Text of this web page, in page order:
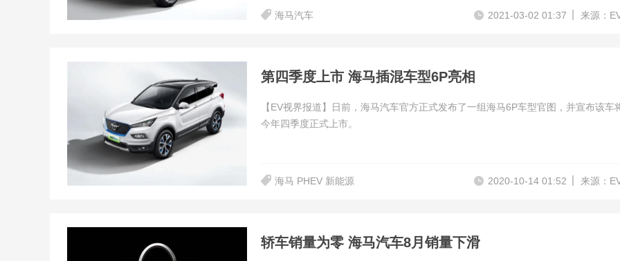
海马汽车 来源：
2021-03-02 01:37
第四季度上市 海马插混车型6P亮相
【EV视界报道】日前，海马汽车官方正式发布了一组海马6P车型官图，并宣布该车
今年四季度正式上市。
海马 PHEV 新能源 来源：
2020-10-14 01:52
轿车销量为零 海马汽车8月销量下滑